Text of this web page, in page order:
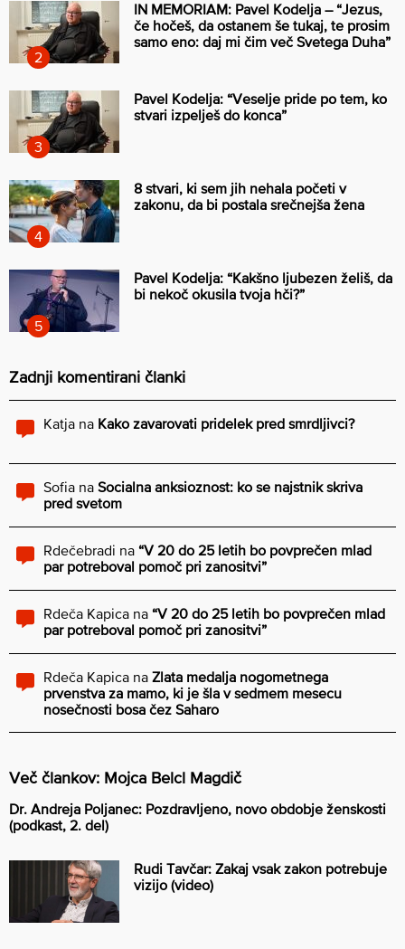
IN MEMORIAM: Pavel Kodelja – “Jezus,
če hočeš, da ostanem še tukaj, te prosim
samo eno: daj mi čim več Svetega Duha”
Pavel Kodelja: “Veselje pride po tem, ko
stvari izpelješ do konca”
8 stvari, ki sem jih nehala početi v
zakonu, da bi postala srečnejša žena
Pavel Kodelja: “Kakšno ljubezen želiš, da
bi nekoč okusila tvoja hči?”
Zadnji komentirani članki
Katja na Kako zavarovati pridelek pred smrdljivci?
Sofia na Socialna anksioznost: ko se najstnik skriva
pred svetom
Rdečebradi na “V 20 do 25 letih bo povprečen mlad
par potreboval pomoč pri zanositvi”
Rdeča Kapica na “V 20 do 25 letih bo povprečen mlad
par potreboval pomoč pri zanositvi”
Rdeča Kapica na Zlata medalja nogometnega
prvenstva za mamo, ki je šla v sedmem mesecu
nosečnosti bosa čez Saharo
Več člankov: Mojca Belcl Magdič
Dr. Andreja Poljanec: Pozdravljeno, novo obdobje ženskosti
(podkast, 2. del)
Rudi Tavčar: Zakaj vsak zakon potrebuje
vizijo (video)